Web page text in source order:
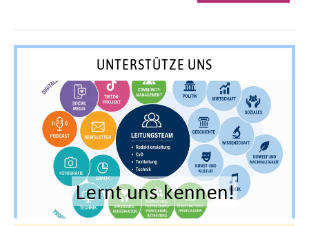
UNTERSTÜTZE UNS
Lernt uns kennen!